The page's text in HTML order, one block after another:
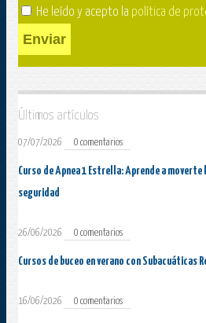
He leído y acepto la política de
Enviar
Últimos artículos
07/07/2026 0 comentarios
Curso de Apnea 1 Estrella: Aprende a moverte
seguridad
26/06/2026 0 comentarios
Cursos de buceo en verano con Subacuáticas
16/06/2026 0 comentarios